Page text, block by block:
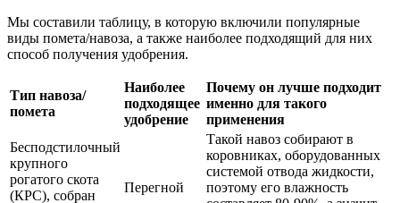
Мы составили таблицу, в которую включили популярные
виды помета/навоза, а также наиболее подходящий для них
способ получения удобрения.
Тип навоза/
помета
Наиболее
подходящее
удобрение
Почему он лучше подходит
именно для такого
применения
Бесподстилочный
крупного
рогатого скота
(КРС), собран
Перегной
Такой навоз собирают в
коровниках, оборудованных
системой отвода жидкости,
поэтому его влажность